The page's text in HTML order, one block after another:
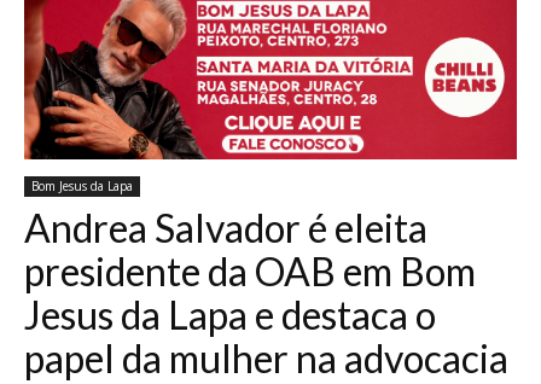
Bom Jesus da Lapa
Andrea Salvador é eleita
presidente da OAB em Bom
Jesus da Lapa e destaca o
papel da mulher na advocacia